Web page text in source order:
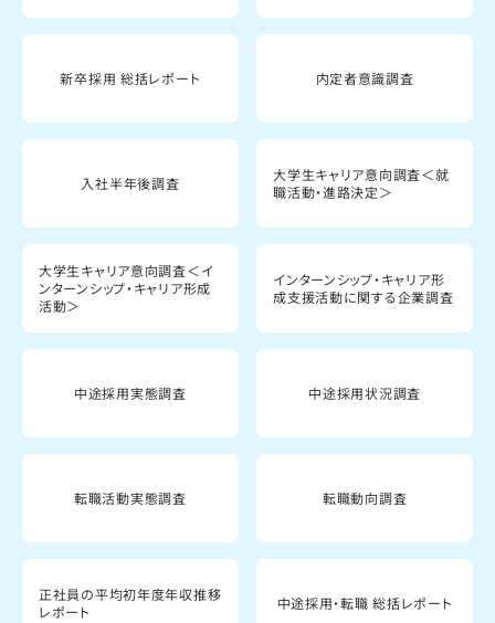
新卒採用 総括レポート 内定者意識調査
入社半年後調査
大学生キャリア意向調査＜就
職活動・進路決定＞
大学生キャリア意向調査＜イ
ンターンシップ・キャリア形成
活動＞
インターンシップ・キャリア形
成支援活動に関する企業調査
中途採用実態調査 中途採用状況調査
転職活動実態調査 転職動向調査
正社員の平均初年度年収推移
レポート
中途採用・転職 総括レポート